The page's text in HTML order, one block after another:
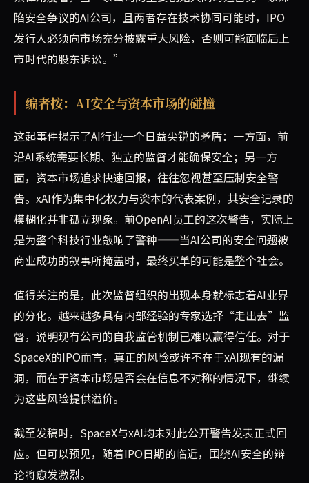
陷安全争议的AI公司，且两者存在技术协同可能时，IPO
发行人必须向市场充分披露重大风险，否则可能面临后上
市时代的股东诉讼。”
编者按：AI安全与资本市场的碰撞
这起事件揭示了AI行业一个日益尖锐的矛盾：一方面，前
沿AI系统需要长期、独立的监督才能确保安全；另一方
面，资本市场追求快速回报，往往忽视甚至压制安全警
告。xAI作为集中化权力与资本的代表案例，其安全记录的
模糊化并非孤立现象。前OpenAI员工的这次警告，实际上
是为整个科技行业敲响了警钟——当AI公司的安全问题被
商业成功的叙事所掩盖时，最终买单的可能是整个社会。
值得关注的是，此次监督组织的出现本身就标志着AI业界
的分化。越来越多具有内部经验的专家选择“走出去”监
督，说明现有公司的自我监管机制已难以赢得信任。对于
SpaceX的IPO而言，真正的风险或许不在于xAI现有的漏
洞，而在于资本市场是否会在信息不对称的情况下，继续
为这些风险提供溢价。
截至发稿时，SpaceX与xAI均未对此公开警告发表正式回
应。但可以预见，随着IPO日期的临近，围绕AI安全的辩
论将愈发激烈。